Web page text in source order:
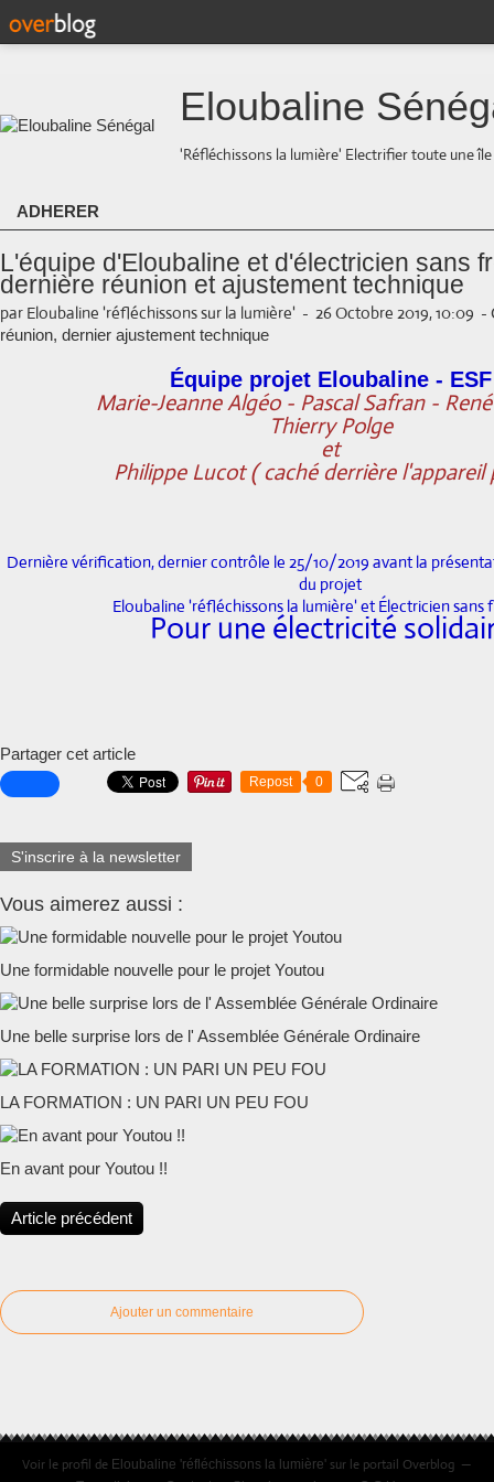
Eloubaline
'Réfléchissons la lumière' Electrifier toute une
ADHERER
L'équipe d'Eloubaline et d'électricien sans
dernière réunion et ajustement technique
par Eloubaline 'réfléchissons sur la lumière' - 26 Octobre 2019, 10:09 -
réunion, dernier ajustement technique
Équipe projet Eloubaline - ESF
Marie-Jeanne Algéo - Pascal Safran -
Thierry Polge
et
Philippe Lucot ( caché derrière l'appareil
Dernière vérification, dernier contrôle le 25/10/2019 avant la
du projet
Eloubaline 'réfléchissons la lumière' et Électricien sans
Pour une électricité
Partager cet article
Repost 0
S'inscrire à la newsletter
Vous aimerez aussi :
Une formidable nouvelle pour le projet Youtou
Une belle surprise lors de l' Assemblée Générale Ordinaire
LA FORMATION : UN PARI UN PEU FOU
En avant pour Youtou !!
Article précédent
Ajouter un commentaire
Voir le profil de Eloubaline 'réfléchissons la lumière' sur le portail Overblog